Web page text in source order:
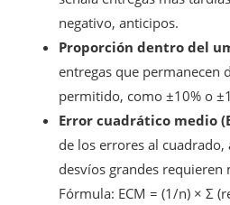
negativo, anticipos.
Proporción dentro del
entregas que permanecen
permitido, como ±10% o
Error cuadrático medio
de los errores al
desvíos grandes requieren
Fórmula: ECM = (1/n) × Σ